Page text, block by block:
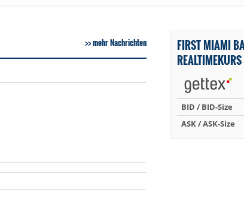
mehr Nachrichten
FIRST MIAMI
REALTIMEKURS
BID / BID-Size
ASK / ASK-Size